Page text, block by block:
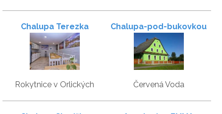
Chalupa Terezka
Rokytnice v Orlických
horách
Chalupa-pod-bukovkou
Červená Voda